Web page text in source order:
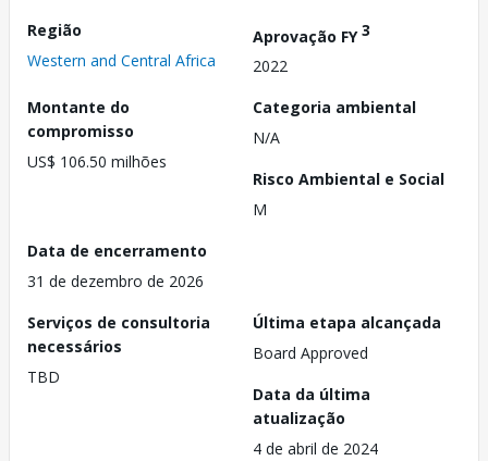
Região
Western and Central Africa
Aprovação FY3
2022
Montante do
compromisso
US$ 106.50 milhões
Categoria ambiental
N/A
Risco Ambiental e Social
M
Data de encerramento
31 de dezembro de 2026
Serviços de consultoria
necessários
TBD
Última etapa alcançada
Board Approved
Data da última
atualização
4 de abril de 2024